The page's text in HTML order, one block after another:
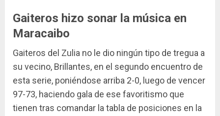
Gaiteros hizo sonar la música en
Maracaibo
Gaiteros del Zulia no le dio ningún tipo de tregua a
su vecino, Brillantes, en el segundo encuentro de
esta serie, poniéndose arriba 2-0, luego de vencer
97-73, haciendo gala de ese favoritismo que
tienen tras comandar la tabla de posiciones en la